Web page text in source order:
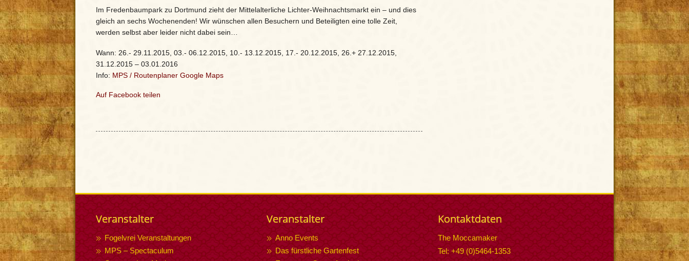
Im Fredenbaumpark zu Dortmund zieht der Mittelalterliche Lichter-Weihnachtsmarkt ein – und dies
gleich an sechs Wochenenden! Wir wünschen allen Besuchern und Beteiligten eine tolle Zeit,
werden selbst aber leider nicht dabei sein…
Wann: 26.- 29.11.2015, 03.- 06.12.2015, 10.- 13.12.2015, 17.- 20.12.2015, 26.+ 27.12.2015,
31.12.2015 – 03.01.2016
Info: MPS / Routenplaner Google Maps
Auf Facebook teilen
Veranstalter
Fogelvrei Veranstaltungen
MPS – Spectaculum
Veranstalter
Anno Events
Das fürstliche Gartenfest
Kontaktdaten
The Moccamaker
Tel: +49 (0)5464-1353